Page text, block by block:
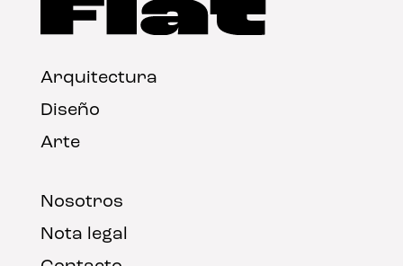
Arquitectura
Diseño
Arte
Nosotros
Nota legal